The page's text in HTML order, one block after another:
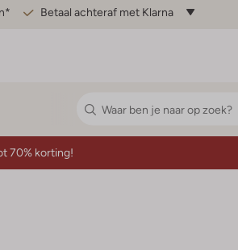
Betaal achteraf met Klarna
70% korting!